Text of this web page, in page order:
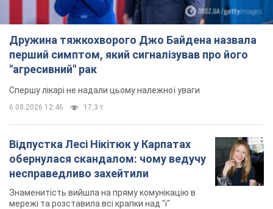
Дружина тяжкохворого Джо Байдена назвала
перший симптом, який сигналізував про його
"агресивний" рак
Спершу лікарі не надали цьому належної уваги
6.08.2026 12:46 17,3 т.
Відпустка Лесі Нікітюк у Карпатах
обернулася скандалом: чому ведучу
несправедливо захейтили
Знаменитість вийшла на пряму комунікацію в
мережі та розставила всі крапки над "і"